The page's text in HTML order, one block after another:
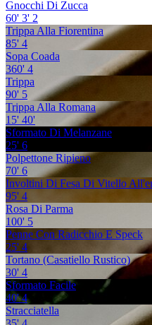
Gnocchi Di Zucca
60' 3' 2
Trippa Alla Fiorentina
85' 4
Sopa Coada
360' 4
Trippa
90' 5
Trippa Alla Romana
15' 40'
Sformato Di Melanzane
25' 6
Polpettone Ripieno
70' 6
Involtini Di Fesa Di Vitello
95' 4
Rosa Di Parma
100' 5
Penne Con Radicchio E Speck
25' 4
Tortano (Casatiello Rustico)
30' 4
Sformato Facile
40'4
Stracciatella